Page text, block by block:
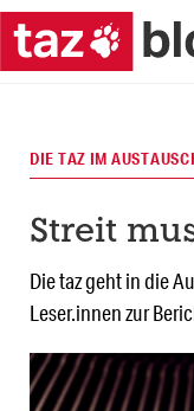
DIE TAZ IM
Streit
Die taz geht in die
Leser.innen zur